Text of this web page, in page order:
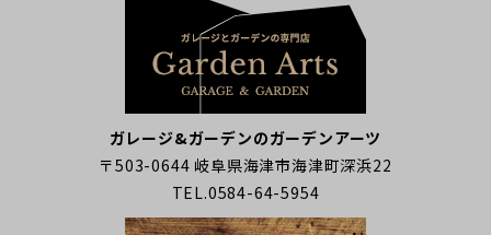
ガレージ&ガーデンのガーデンアーツ
〒503-0644 岐阜県海津市海津町深浜22
TEL.0584-64-5954